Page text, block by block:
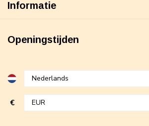
Informatie
Openingstijden
€